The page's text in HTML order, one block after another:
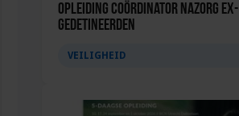
Opleiding Coördinator nazorg ex-
gedetineerden
VEILIGHEID